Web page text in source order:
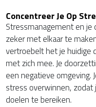
Concentreer Je Op
Stressmanagement en
zeker met elkaar te
vertroebelt het je huidige
met zich mee. Je
een negatieve
stress overwinnen,
doelen te bereiken.